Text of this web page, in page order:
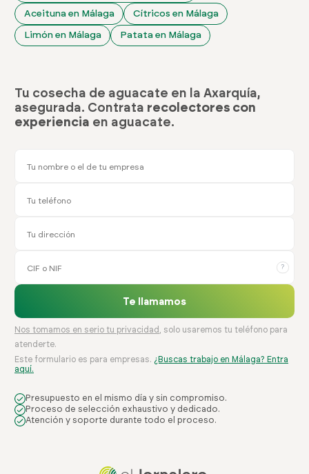
Aceituna en Málaga Cítricos en Málaga
Limón en Málaga Patata en Málaga
Tu cosecha de aguacate en la Axarquía,
asegurada. Contrata recolectores con
experiencia en aguacate.
?
Te llamamos
Nos tomamos en serio tu privacidad
, solo usaremos tu teléfono para
atenderte.
Este formulario es para empresas. ¿Buscas trabajo en Málaga? Entra
aquí.
Presupuesto en el mismo día y sin compromiso.
Proceso de selección exhaustivo y dedicado.
Atención y soporte durante todo el proceso.